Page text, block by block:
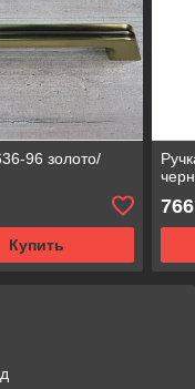
96 золото/
Купить
766